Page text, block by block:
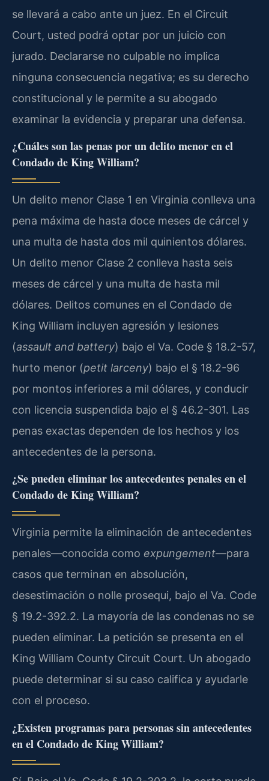
se llevará a cabo ante un juez. En el Circuit
Court, usted podrá optar por un juicio con
jurado. Declararse no culpable no implica
ninguna consecuencia negativa; es su derecho
constitucional y le permite a su abogado
examinar la evidencia y preparar una defensa.
¿Cuáles son las penas por un delito menor en el
Condado de King William?
Un delito menor Clase 1 en Virginia conlleva una
pena máxima de hasta doce meses de cárcel y
una multa de hasta dos mil quinientos dólares.
Un delito menor Clase 2 conlleva hasta seis
meses de cárcel y una multa de hasta mil
dólares. Delitos comunes en el Condado de
King William incluyen agresión y lesiones
(assault and battery) bajo el Va. Code § 18.2-57,
hurto menor (petit larceny) bajo el § 18.2-96
por montos inferiores a mil dólares, y conducir
con licencia suspendida bajo el § 46.2-301. Las
penas exactas dependen de los hechos y los
antecedentes de la persona.
¿Se pueden eliminar los antecedentes penales en el
Condado de King William?
Virginia permite la eliminación de antecedentes
penales—conocida como expungement—para
casos que terminan en absolución,
desestimación o nolle prosequi, bajo el Va. Code
§ 19.2-392.2. La mayoría de las condenas no se
pueden eliminar. La petición se presenta en el
King William County Circuit Court. Un abogado
puede determinar si su caso califica y ayudarle
con el proceso.
¿Existen programas para personas sin antecedentes
en el Condado de King William?